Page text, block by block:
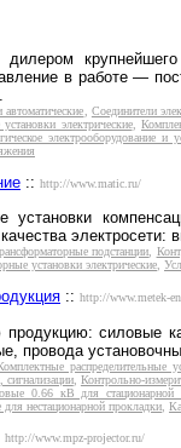
крупнейшего
в работе —
Соединители
электрические,
электрооборудование и
:: http://www.matic.ru/
установки
электросети:
подстанции,
установки электрические,
:: http://www.metek-
продукцию: силовые
провода
распределительные
сигнализации, Контрольно-
0.66 кВ для стационарной
нестационарной прокладки
http://www.mpz-projector.ru/